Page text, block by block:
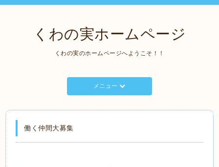
くわの実ホームページ
くわの実のホームページへようこそ！！
メニュー
働く仲間大募集